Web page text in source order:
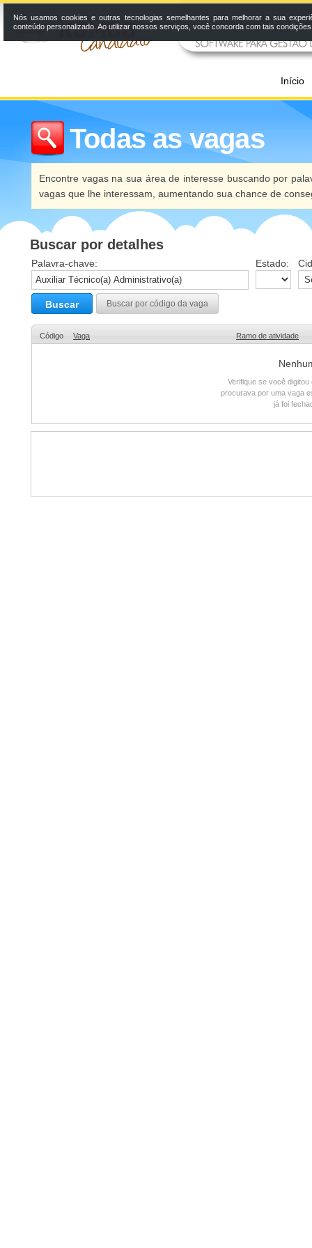
Início
Todas as vagas
Encontre vagas na sua área de interesse buscando por
vagas que lhe interessam, aumentando sua chance de
Buscar por detalhes
Palavra-chave: Estado:
Buscar Buscar por código da vaga
Código Vaga Ramo de atividade
Verifique se você
procurava por uma vaga
já foi
Nós usamos cookies e outras tecnologias semelhantes para melhorar a sua
conteúdo personalizado. Ao utilizar nossos serviços, você concorda com tais